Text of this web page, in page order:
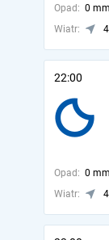
Opad: 0 mm
Wiatr:
22:00
Opad: 0 mm
Wiatr: